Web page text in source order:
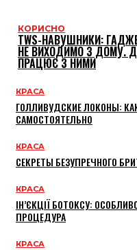
КОРИСНО
TWS-НАВУШНИКИ:
НЕ ВИХОДИМО З ДОМУ.
ПРАЦЮЄ З НИМИ
КРАСА
ГОЛЛИВУДСКИЕ ЛОКОНЫ:
САМОСТОЯТЕЛЬНО
КРАСА
СЕКРЕТЫ БЕЗУПРЕЧНОГО
КРАСА
ІН’ЄКЦІЇ БОТОКСУ:
ПРОЦЕДУРА
КРАСА